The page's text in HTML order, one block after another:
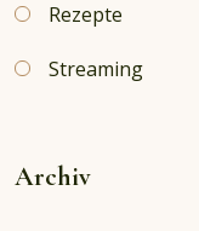
Rezepte
Streaming
Archiv